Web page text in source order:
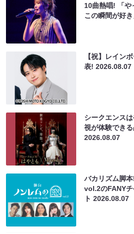
10曲熱唱! 「や
この瞬間が好
【祝】レイン
表!2026.08.07
シークエンス
視が体験でき
2026.08.07
バカリズム脚
vol.2のFANY
ト2026.08.07